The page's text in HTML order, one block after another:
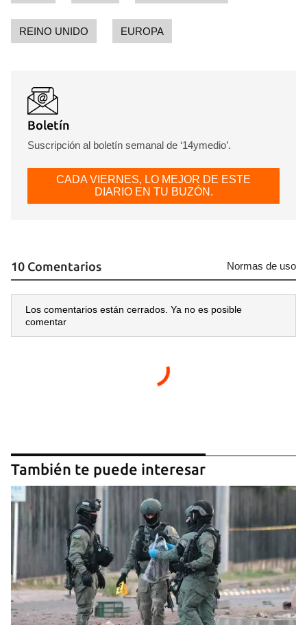
REINO UNIDO EUROPA
Boletín
Suscripción al boletín semanal de ‘14ymedio’.
CADA VIERNES, LO MEJOR DE ESTE
DIARIO EN TU BUZÓN.
10 Comentarios Normas de uso
Los comentarios están cerrados. Ya no es posible
comentar
También te puede interesar